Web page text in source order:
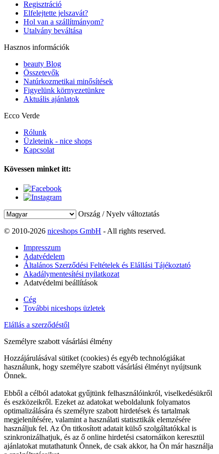
Regisztráció
Elfelejtette jelszavát?
Hol van a szállítmányom?
Utalvány beváltása
Hasznos információk
beauty Blog
Összetevők
Natúrkozmetikai minősítések
Figyelünk környezetünkre
Aktuális ajánlatok
Ecco Verde
Rólunk
Üzleteink - nice shops
Kapcsolat
Kövessen minket itt:
Ország / Nyelv változtatás
© 2010-2026 niceshops GmbH - All rights reserved.
Impresszum
Adatvédelem
Általános Szerződési Feltételek és Elállási Tájékoztató
Akadálymentesítési nyilatkozat
Adatvédelmi beállítások
Cég
További niceshops üzletek
Elállás a szerződéstől
Személyre szabott vásárlási élmény
Hozzájárulásával sütiket (cookies) és egyéb technológiákat
használunk, hogy személyre szabott vásárlási élményt nyújtsunk
Önnek.
Ebből a célból adatokat gyűjtünk felhasználóinkról, viselkedésükről
és eszközeikről. Ezeket az adatokat weboldalunk folyamatos
optimalizálására és személyre szabott hirdetések és tartalmak
megjelenítésére, valamint a használati statisztikák elemzésére
használjuk fel. Az Ön titkosított adatait külső szolgáltatókkal is
szinkronizálhatjuk, és az ő online hirdetési csatornáikon keresztül
ajánlatokat mutathatunk Önnek, de csak akkor, ha Ön már használja